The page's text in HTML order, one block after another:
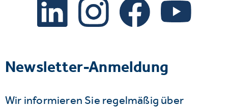
Newsletter-Anmeldung
Wir informieren Sie regelmäßig über